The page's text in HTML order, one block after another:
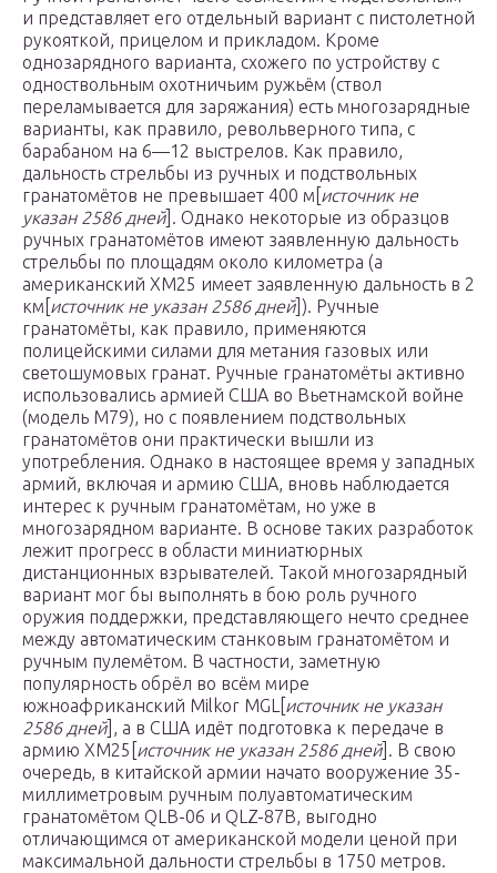
и представляет его отдельный вариант с пистолетной
рукояткой, прицелом и прикладом. Кроме
однозарядного варианта, схожего по устройству с
одноствольным охотничьим ружьём (ствол
переламывается для заряжания) есть многозарядные
варианты, как правило, револьверного типа, с
барабаном на 6—12 выстрелов. Как правило,
дальность стрельбы из ручных и подствольных
гранатомётов не превышает 400 м[ источник не
указан 2586 дней]. Однако некоторые из образцов
ручных гранатомётов имеют заявленную дальность
стрельбы по площадям около километра (а
американский XM25 имеет заявленную дальность в 2
км[ источник не указан 2586 дней]). Ручные
гранатомёты, как правило, применяются
полицейскими силами для метания газовых или
светошумовых гранат. Ручные гранатомёты активно
использовались армией США во Вьетнамской войне
(модель M79), но с появлением подствольных
гранатомётов они практически вышли из
употребления. Однако в настоящее время у западных
армий, включая и армию США, вновь наблюдается
интерес к ручным гранатомётам, но уже в
многозарядном варианте. В основе таких разработок
лежит прогресс в области миниатюрных
дистанционных взрывателей. Такой многозарядный
вариант мог бы выполнять в бою роль ручного
оружия поддержки, представляющего нечто среднее
между автоматическим станковым гранатомётом и
ручным пулемётом. В частности, заметную
популярность обрёл во всём мире
южноафриканский Milkor MGL[ источник не указан
2586 дней], а в США идёт подготовка к передаче в
армию XM25[ источник не указан 2586 дней]. В свою
очередь, в китайской армии начато вооружение 35-
миллиметровым ручным полуавтоматическим
гранатомётом QLB-06 и QLZ-87B, выгодно
отличающимся от американской модели ценой при
максимальной дальности стрельбы в 1750 метров.